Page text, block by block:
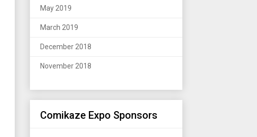
May 2019
March 2019
December 2018
November 2018
Comikaze Expo Sponsors